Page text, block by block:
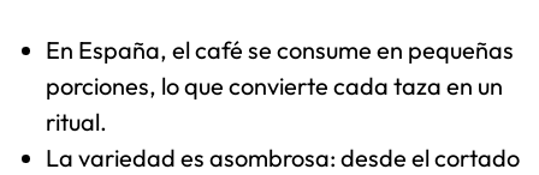
En España, el café se consume en pequeñas
porciones, lo que convierte cada taza en un
ritual.
La variedad es asombrosa: desde el cortado